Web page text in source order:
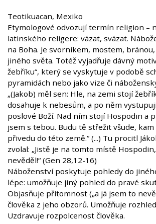
Teotikuacan, Mexiko
Etymologové odvozují termín religion –
latinského religere: vázat, svázat.
na Boha. Je svorníkem, mostem,
jiného světa. Totéž vyjadřuje dávný
žebříku“, který se vyskytuje v podobě
pyramidách nebo jako vize či
„(Jakob) měl sen: Hle, na zemi stojí
dosahuje k nebesům, a po něm
poslové Boží. Nad ním stojí Hospodin a
jsem s tebou. Budu tě střežit všude, kam
přivedu do této země.“ (...) Tu procitl
zvolal: „Jistě je na tomto místě
nevěděl!“ (Gen 28,12-16)
Náboženství poskytuje pohledy do
lépe: umožňuje jiný pohled do pravé
Objasňuje přítomnost („a já jsem to
člověka z jeho obzorů. Umožňuje
Uzdravuje rozpolcenost člověka.